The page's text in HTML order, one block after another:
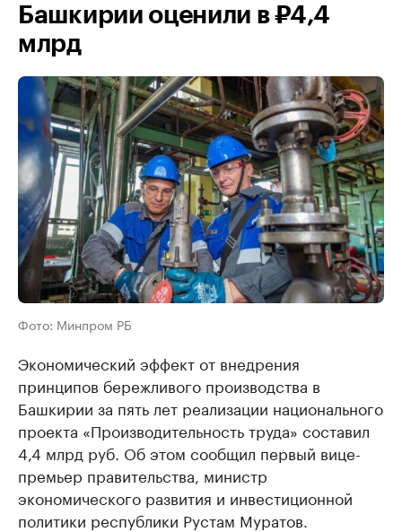
Башкирии оценили в ₽4,4
млрд
Фото: Минпром РБ
Экономический эффект от внедрения
принципов бережливого производства в
Башкирии за пять лет реализации национального
проекта «Производительность труда» составил
4,4 млрд руб. Об этом сообщил первый вице-
премьер правительства, министр
экономического развития и инвестиционной
политики республики Рустам Муратов.